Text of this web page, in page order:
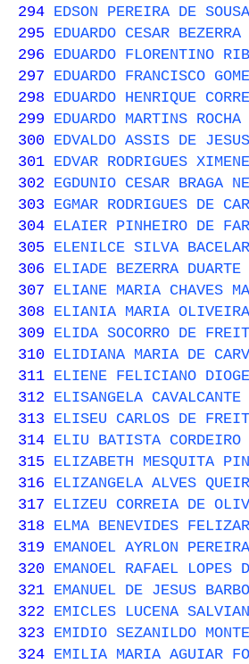
294 EDSON PEREIRA DE SOUSA
295 EDUARDO CESAR BEZERRA
296 EDUARDO FLORENTINO
297 EDUARDO FRANCISCO
298 EDUARDO HENRIQUE
299 EDUARDO MARTINS ROCHA
300 EDVALDO ASSIS DE JESUS
301 EDVAR RODRIGUES
302 EGDUNIO CESAR BRAGA
303 EGMAR RODRIGUES DE
304 ELAIER PINHEIRO DE
305 ELENILCE SILVA BACELAR
306 ELIADE BEZERRA DUARTE
307 ELIANE MARIA CHAVES
308 ELIANIA MARIA OLIVEIRA
309 ELIDA SOCORRO DE
310 ELIDIANA MARIA DE
311 ELIENE FELICIANO
312 ELISANGELA CAVALCANTE
313 ELISEU CARLOS DE
314 ELIU BATISTA CORDEIRO
315 ELIZABETH MESQUITA
316 ELIZANGELA ALVES
317 ELIZEU CORREIA DE
318 ELMA BENEVIDES
319 EMANOEL AYRLON
320 EMANOEL RAFAEL LOPES
321 EMANUEL DE JESUS
322 EMICLES LUCENA
323 EMIDIO SEZANILDO
324 EMILIA MARIA AGUIAR